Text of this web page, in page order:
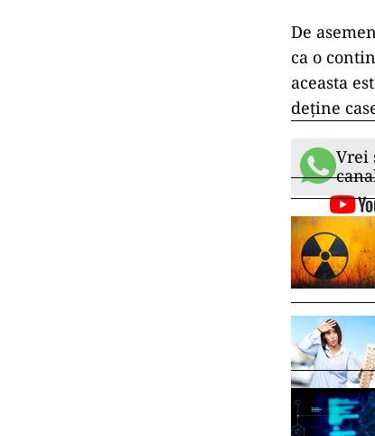
De
ca o
aceasta
deține
Vrei